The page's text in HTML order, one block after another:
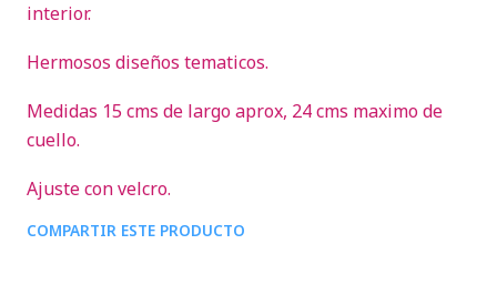
interior.
Hermosos diseños tematicos.
Medidas 15 cms de largo aprox, 24 cms maximo de
cuello.
Ajuste con velcro.
COMPARTIR ESTE PRODUCTO